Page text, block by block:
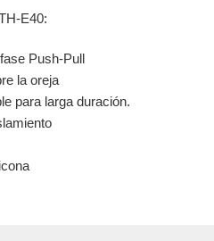
E40:
Push-Pull
la oreja
para larga duración.